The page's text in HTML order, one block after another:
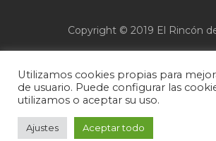
Copyright © 2019 El Rincón
Utilizamos cookies propias para
de usuario. Puede configurar las
utilizamos o aceptar su uso.
Ajustes Aceptar todo